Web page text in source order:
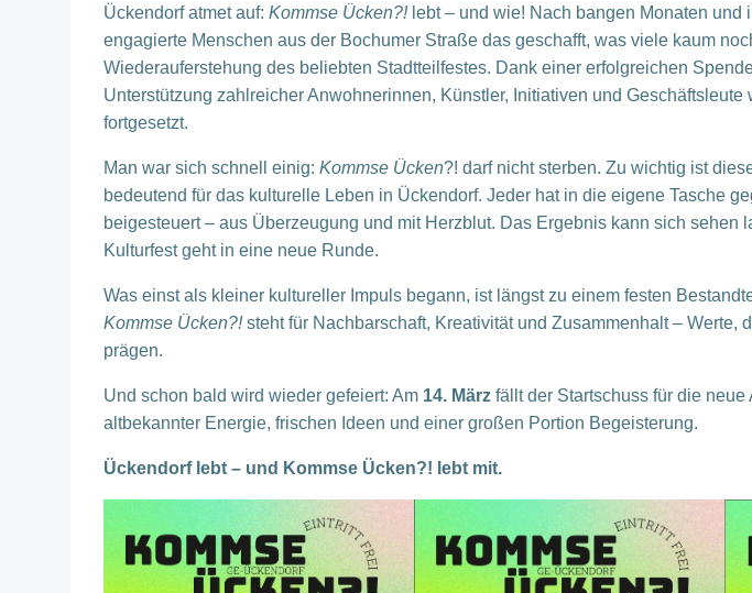
Ückendorf atmet auf: Kommse Ücken?!lebt – und wie! Nach bangen Monaten und
engagierte Menschen aus der Bochumer Straße das geschafft, was viele kaum
Wiederauferstehung des beliebten Stadtteilfestes. Dank einer erfolgreichen
Unterstützung zahlreicher Anwohnerinnen, Künstler, Initiativen und
fortgesetzt.
Man war sich schnell einig: Kommse Ücken?! darf nicht sterben. Zu wichtig ist
bedeutend für das kulturelle Leben in Ückendorf. Jeder hat in die eigene Tasche
beigesteuert – aus Überzeugung und mit Herzblut. Das Ergebnis kann sich sehen
Kulturfest geht in eine neue Runde.
Was einst als kleiner kultureller Impuls begann, ist längst zu einem festen
Kommse Ücken?!steht für Nachbarschaft, Kreativität und Zusammenhalt – Werte,
prägen.
Und schon bald wird wieder gefeiert: Am 14. März fällt der Startschuss für die neue
altbekannter Energie, frischen Ideen und einer großen Portion Begeisterung.
Ückendorf lebt – und Kommse Ücken?! lebt mit.